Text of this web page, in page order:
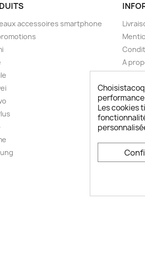
accessoires smartphone
A
FAQ
Plan
Les cookies